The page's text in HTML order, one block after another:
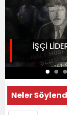
İŞÇİ
Neler